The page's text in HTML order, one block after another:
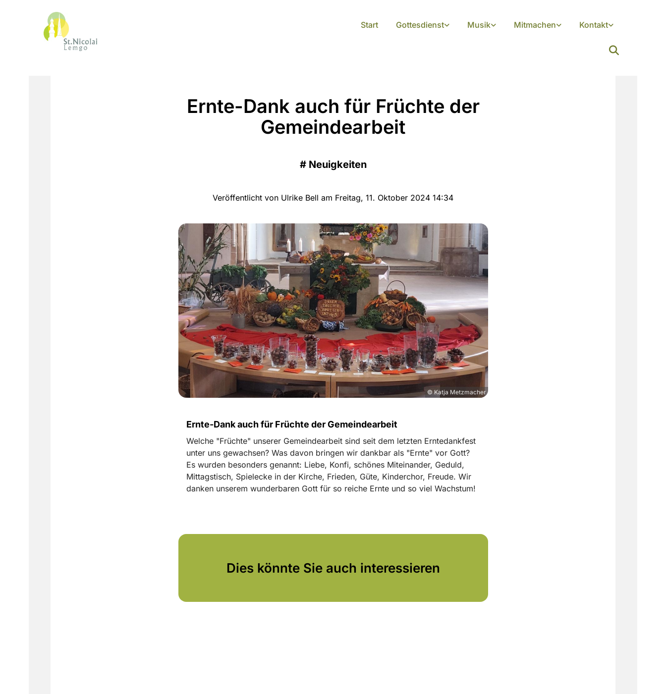
Start Gottesdienst Musik Mitmachen Kontakt
Ernte-Dank auch für Früchte der
Gemeindearbeit
# Neuigkeiten
Veröffentlicht von Ulrike Bell am Freitag, 11. Oktober 2024 14:34
© Katja Metzmacher
Ernte-Dank auch für Früchte der Gemeindearbeit
Welche "Früchte" unserer Gemeindearbeit sind seit dem letzten Erntedankfest
unter uns gewachsen? Was davon bringen wir dankbar als "Ernte" vor Gott?
Es wurden besonders genannt: Liebe, Konfi, schönes Miteinander, Geduld,
Mittagstisch, Spielecke in der Kirche, Frieden, Güte, Kinderchor, Freude. Wir
danken unserem wunderbaren Gott für so reiche Ernte und so viel Wachstum!
Dies könnte Sie auch interessieren